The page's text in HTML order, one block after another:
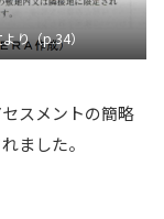
り（p.34）
スメントの簡略
ました。